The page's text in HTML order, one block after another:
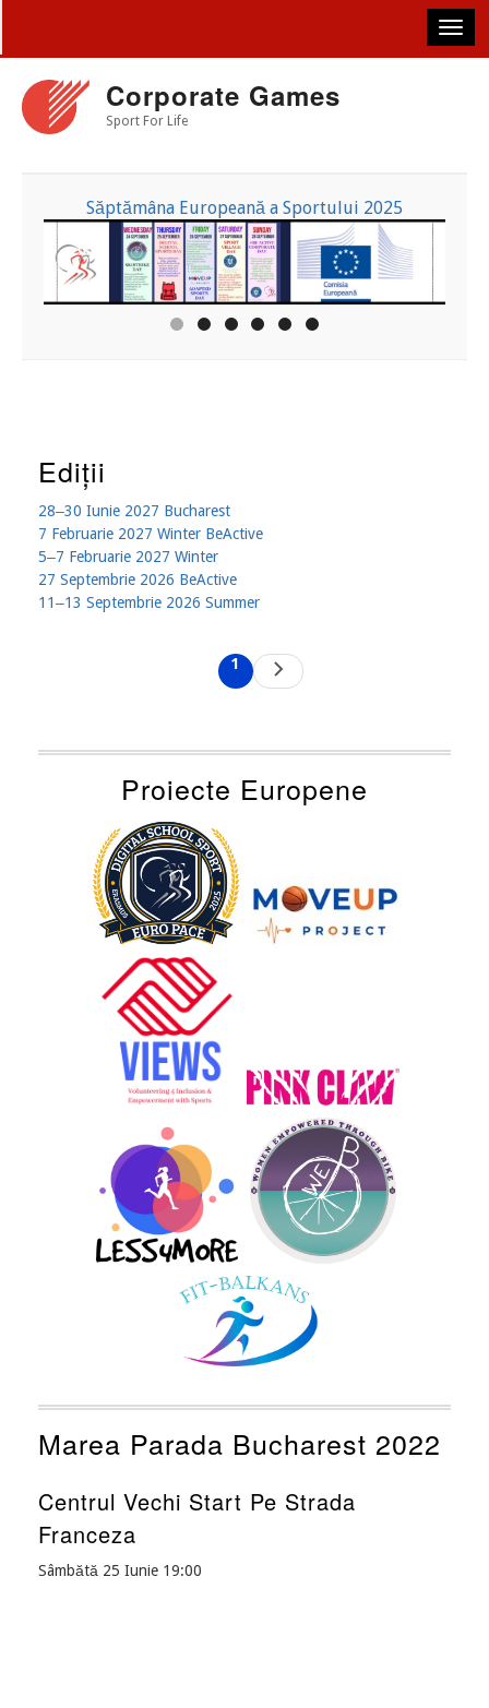
main
content
Corporate Games
Sport For Life
Săptămâna Europeană a Sportului 2025
Ediții
28‒30 Iunie 2027 Bucharest
7 Februarie 2027 Winter BeActive
5‒7 Februarie 2027 Winter
27 Septembrie 2026 BeActive
11‒13 Septembrie 2026 Summer
Current
page
1
Next
page
Proiecte Europene
Marea Parada Bucharest 2022
Centrul Vechi Start Pe Strada
Franceza
Sâmbătă 25 Iunie 19:00